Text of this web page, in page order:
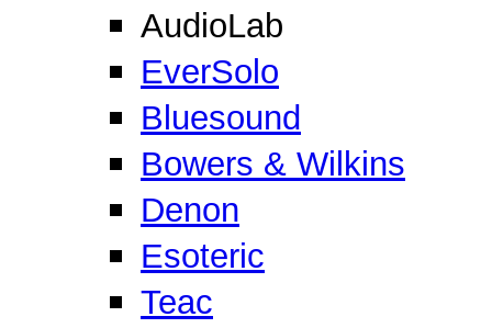
AudioLab
EverSolo
Bluesound
Bowers & Wilkins
Denon
Esoteric
Teac